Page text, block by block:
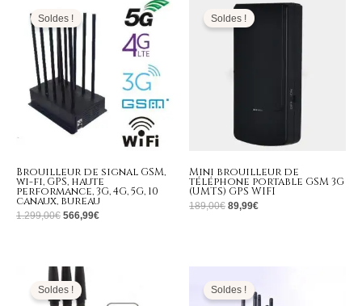
Soldes !
Brouilleur de signal GSM,
wi-fi, GPS, haute
performance, 3G, 4G, 5G, 10
canaux, bureau
1.299,00€
initial
était :
1.299,00€.
566,99€
566,99€.
Soldes !
Mini brouilleur de
téléphone portable GSM 3G
(UMTS) GPS WIFI
189,00€
prix
initial
était :
189,00€.
89,99€
prix
Soldes !
Le
prix
initial
était :
prix
actuel
est :
Soldes !
initial
était : est :